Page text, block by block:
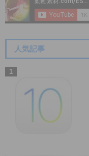
人気記事